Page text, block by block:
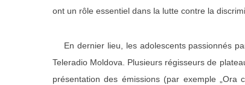
ont un rôle essentiel dans la lutte contre la
En dernier lieu, les adolescents passionnés
Teleradio Moldova. Plusieurs régisseurs de
présentation des émissions (par exemple